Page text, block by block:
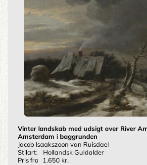
Vinter landskab med udsigt over River
Amsterdam i baggrunden
Jacob Isaakszoon van Ruisdael
Stilart:
Hollandsk Guldalder
Pris fra
1.650 kr.